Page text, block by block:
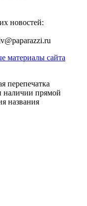
новостей:
материалы сайта
перепечатка
наличии прямой
названия